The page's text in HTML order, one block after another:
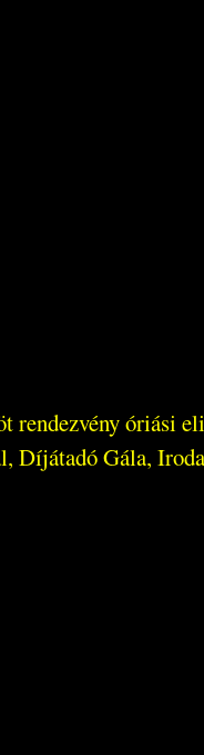
rendezvény óriási
Díjátadó Gála,